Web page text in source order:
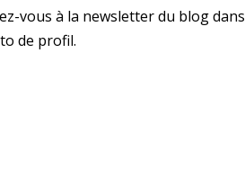
vous à la newsletter du blog dans
de profil.